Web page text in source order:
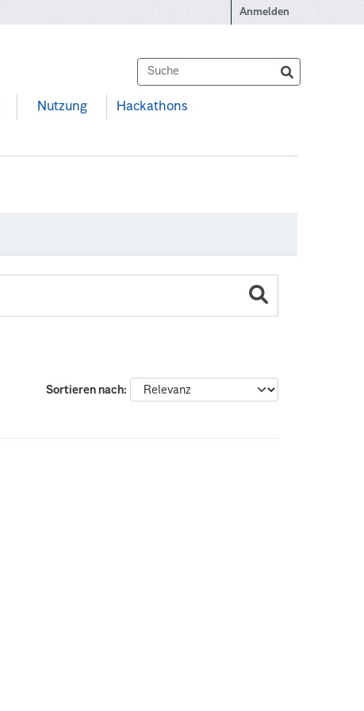
Anmelden
Nutzung Hackathons
Sortieren nach